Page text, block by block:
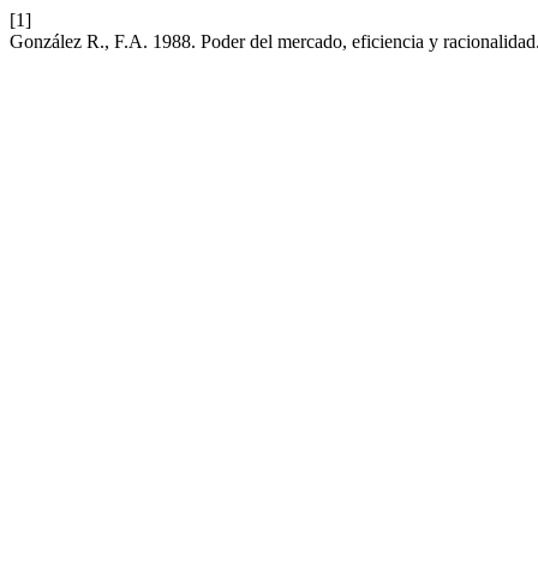
[1]
González R., F.A. 1988. Poder del mercado, eficiencia y